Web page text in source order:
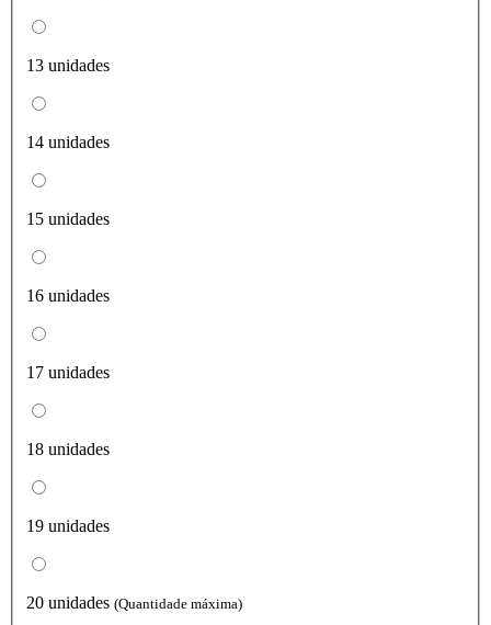
13 unidades
14 unidades
15 unidades
16 unidades
17 unidades
18 unidades
19 unidades
20 unidades (Quantidade máxima)